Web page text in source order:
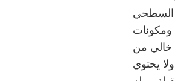
السطحي
ومكونات
خالي من
ولا يحتوي